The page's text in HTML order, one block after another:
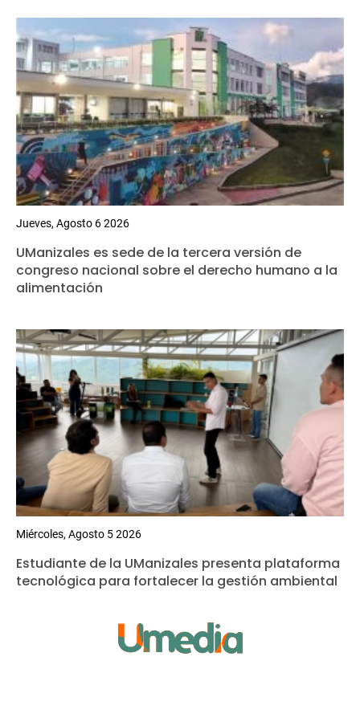
Jueves, Agosto 6 2026
UManizales es sede de la tercera versión de
congreso nacional sobre el derecho humano a la
alimentación
Miércoles, Agosto 5 2026
Estudiante de la UManizales presenta plataforma
tecnológica para fortalecer la gestión ambiental